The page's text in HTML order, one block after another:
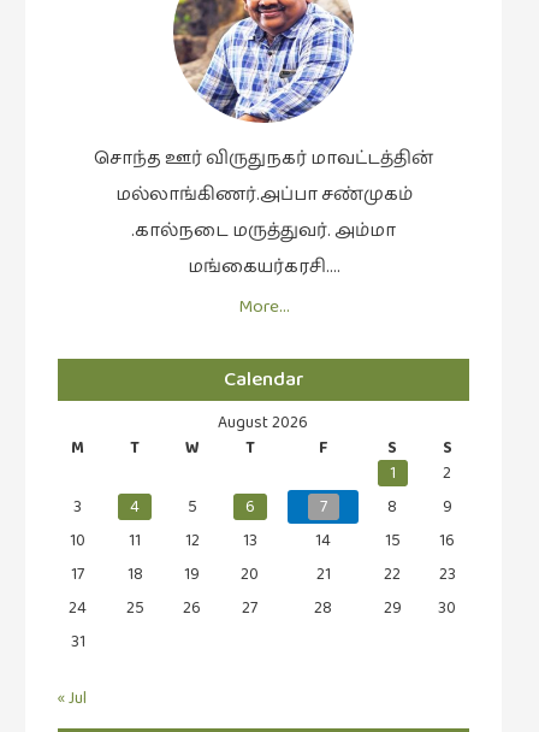
சொந்த ஊர் விருதுநகர் மாவட்டத்தின்
மல்லாங்கிணர்.அப்பா சண்முகம்
.கால்நடை மருத்துவர். அம்மா
மங்கையர்கரசி….
More…
Calendar
August 2026
M
T W T F S
S
1
2
3
4 5 6 7 8
9
10
11 12 13 14 15
16
17
18 19 20 21 22
23
24
25 26 27 28 29
30
31
« Jul